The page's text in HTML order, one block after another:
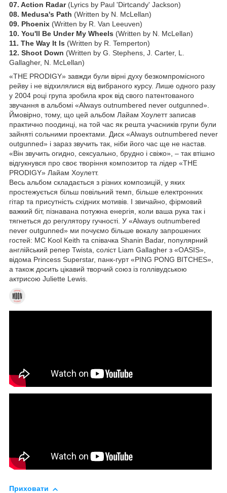
07. Action Radar (Lyrics by Paul 'Dirtcandy' Jackson)
08. Medusa's Path (Written by N. McLellan)
09. Phoenix (Written by R. Van Leeuven)
10. You'll Be Under My Wheels (Written by N. McLellan)
11. The Way It Is (Written by R. Temperton)
12. Shoot Down (Written by G. Stephens, J. Carter, L.
Gallagher, N. McLellan)
«THE PRODIGY» завжди були вірні духу безкомпромісного
рейву і не відхилялися від вибраного курсу. Лише одного разу
у 2004 році група зробила крок від свого патентованого
звучання в альбомі «Always outnumbered never outgunned».
Ймовірно, тому, що цей альбом Лайам Хоулетт записав
практично поодинці, на той час як решта учасників групи були
зайняті сольними проектами. Диск «Always outnumbered never
outgunned» і зараз звучить так, ніби його час ще не настав.
«Він звучить огидно, сексуально, брудно і свіжо», – так втішно
відгукнувся про своє творіння композитор та лідер «THE
PRODIGY» Лайам Хоулетт.
Весь альбом складається з різних композицій, у яких
простежується більш повільний темп, більше електронних
гітар та присутність східних мотивів. І звичайно, фірмовий
важкий біт, пізнавана потужна енергія, коли ваша рука так і
тягнеться до регулятору гучності. У «Always outnumbered
never outgunned» ми почуємо більше вокалу запрошених
гостей: МС Kool Keith та співачка Shanin Badar, популярний
англійський репер Twista, соліст Liam Gallagher з «OASIS»,
відома Princess Superstar, панк-гурт «PING PONG BITCHES»,
а також досить цікавий творчий союз із голлівудською
актрисою Juliette Lewis.
Приховати